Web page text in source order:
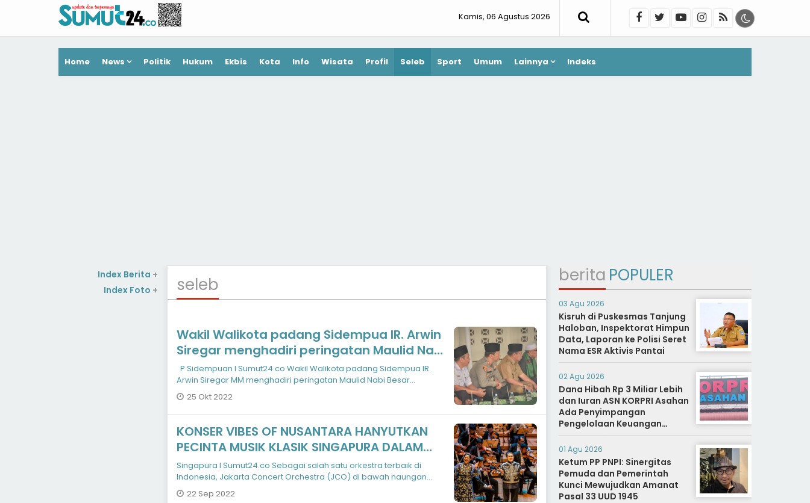
Kamis, 06 Agustus 2026
Home News Politik Hukum Ekbis Kota Info Wisata Profil Seleb Sport Umum Lainnya Indeks
seleb
Wakil Walikota padang Sidempua IR. Arwin
Siregar menghadiri peringatan Maulid Nabi
Besar Muhammad SAW di Masjid Al - Abror
P Sidempuan I Sumut24.co Wakil Walikota padang Sidempua IR.
Arwin Siregar MM menghadiri peringatan Maulid Nabi Besar
Muhammad SAW d
25 Okt 2022
KONSER VIBES OF NUSANTARA HANYUTKAN
PECINTA MUSIK KLASIK SINGAPURA DALAM
KEKAYAAN NADA LAGU-LAGU INDONESIA
Singapura I Sumut24.co Sebagai salah satu orkestra terbaik di
Indonesia, Jakarta Concert Orchestra (JCO) di bawah naungan
konduktor Avip P
22 Sep 2022
Index Berita +
Index Foto +
berita POPULER
03 Agu 2026
Kisruh di Puskesmas Tanjung
Haloban, Inspektorat Himpun
Data, Laporan ke Polisi Seret
Nama ESR Aktivis Pantai
02 Agu 2026
Dana Hibah Rp 3 Miliar Lebih
dan Iuran ASN KORPRI Asahan
Ada Penyimpangan
Pengelolaan Keuangan
Dipertanyakan, Aparat
Diminta Segera Usut
01 Agu 2026
Ketum PP PNPI: Sinergitas
Pemuda dan Pemerintah
Kunci Mewujudkan Amanat
Pasal 33 UUD 1945